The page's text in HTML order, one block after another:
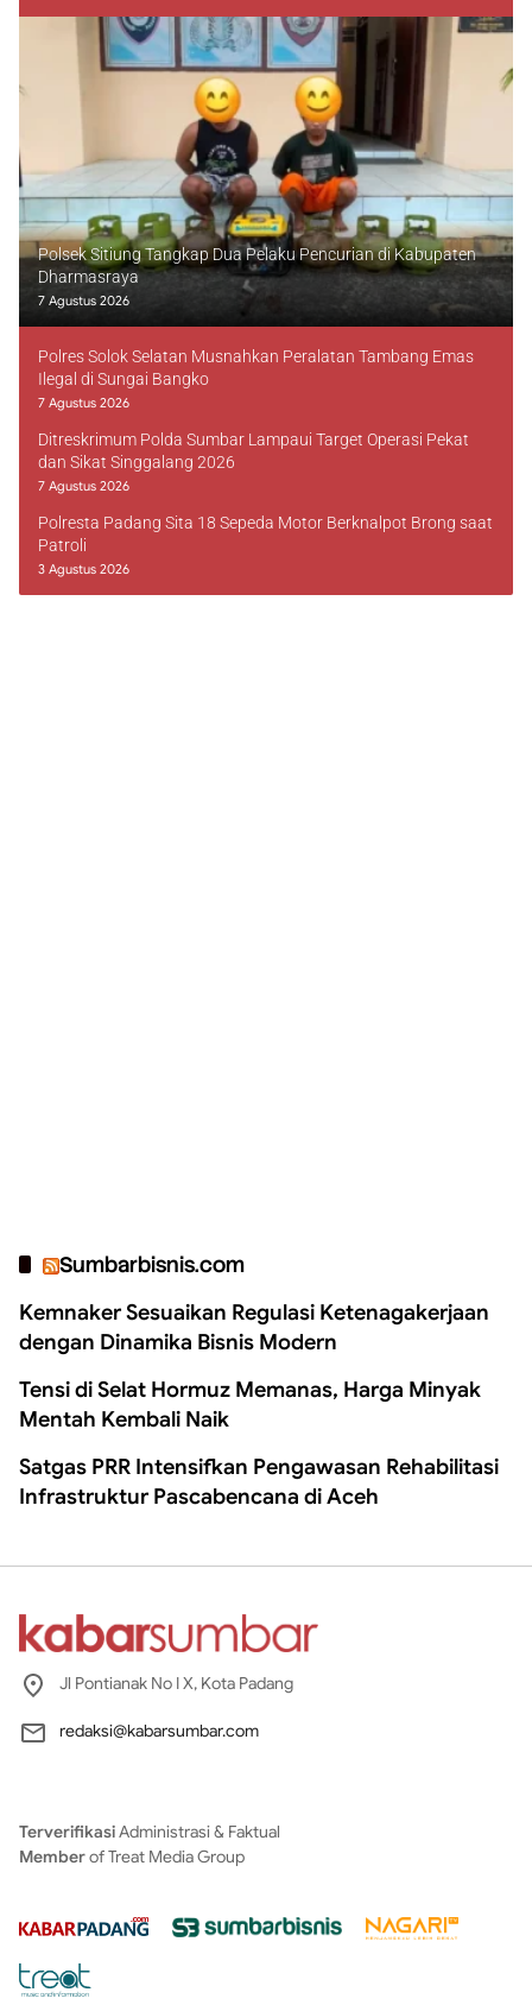
Polsek Sitiung Tangkap Dua Pelaku Pencurian di Kabupaten
Dharmasraya
7 Agustus 2026
Polres Solok Selatan Musnahkan Peralatan Tambang Emas
Ilegal di Sungai Bangko
7 Agustus 2026
Ditreskrimum Polda Sumbar Lampaui Target Operasi Pekat
dan Sikat Singgalang 2026
7 Agustus 2026
Polresta Padang Sita 18 Sepeda Motor Berknalpot Brong saat
Patroli
3 Agustus 2026
Sumbarbisnis.com
Kemnaker Sesuaikan Regulasi Ketenagakerjaan
dengan Dinamika Bisnis Modern
Tensi di Selat Hormuz Memanas, Harga Minyak
Mentah Kembali Naik
Satgas PRR Intensifkan Pengawasan Rehabilitasi
Infrastruktur Pascabencana di Aceh
Jl Pontianak No I X, Kota Padang
redaksi@kabarsumbar.com
TerverifikasiAdministrasi & Faktual
Memberof Treat Media Group